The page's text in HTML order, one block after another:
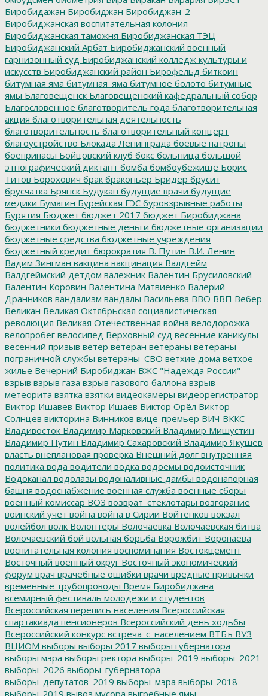
Биробидажан Биробиджан Биробиджан-2
Биробиджанская воспитательная колония
Биробиджанская таможня Биробиджанская ТЭЦ
Биробиджанский Арбат Биробиджанский военный
гарнизонный суд Биробиджанский колледж культуры и
искусств Биробиджанский район Бирофельд биткоин
битумная яма битумная_яма битумное болото битумные
ямы Благовещенск Благовещенский кафедральный собор
Благословенное благотворитель года благотворительная
акция благотворительная деятельность
благотворительность благотворительный концерт
благоустройство Блокада Ленинграда боевые патроны
боеприпасы Бойцовский клуб бокс больница большой
этнографический диктант бомба бомбоубежище Борис
Титов Борохович брак браконьер Бридер брусит
брусчатка Брянск Будукан будущие врачи будущие
медики Бумагин Бурейская ГЭС буровзрывные работы
Бурятия Бюджет бюджет 2017 бюджет Биробиджана
бюджетники бюджетные деньги бюджетные организации
бюджетные средства бюджетные учреждения
бюджетный кредит бюрократия В. Путин В.И. Ленин
Вадим Зингман вакцина вакцинация Валдгейм
Валдгеймский детдом валежник Валентин Брусиловский
Валентин Коровин Валентина Матвиенко Валерий
Дранников вандализм вандалы Васильева ВВО ВВП Вебер
Великан Великая Октябрьская социалистическая
революция Великая Отечественная война велодорожка
велопробег велосипед Верховный суд весенние каникулы
весенний призыв ветер ветеран ветераны ветераны
пограничной службы ветераны_СВО ветхие дома ветхое
жилье Вечерний Биробиджан ВЖС "Надежда России"
взрыв взрыв газа взрыв газового баллона взрыв
метеорита взятка взятки видеокамеры видеорегистратор
Виктор Ишавев Виктор Ишаев Виктор Орёл Виктор
Солнцев викторина Винников вице-премьер ВИЧ ВККС
Владивосток Владимир Марковский Владимир Мишустин
Владимир Путин Владимир Сахаровский Владимир Якушев
власть внеплановая проверка Внешний долг внутренняя
политика вода водители водка водоемы водоисточник
Водоканал водолазы водоналивные дамбы водонапорная
башня водоснабжение военная служба военные сборы
военный комиссар ВОЗ возврат_стеклотары возгорание
воинский учет война война в Сирии Войтенков вокзал
волейбол волк Волонтеры Волочаевка Волочаевская битва
Волочаевский бой вольная борьба Ворожбит Воропаева
воспитательная колония воспоминания Востокцемент
Восточный военный округ Восточный экономический
форум врач врачебные ошибки врачи вредные привычки
временные трубопроводы Время Биробиджана
всемирный фестиваль молодежи и студентов
Всероссийская перепись населения Всероссийская
спартакиада пенсионеров Всероссийский день ходьбы
Всероссийский конкурс встреча_с_населением ВТБъ ВУЗ
ВЦИОМ выборы выборы 2017 выборы губернатора
выборы мэра выборы ректора выборы_2019 выборы_2021
выборы_2026 выборы_губернатора
выборы_депутатов_2019 выборы_мэра выборы-2018
выборы-2019 вывоз мусора выгребные ямы